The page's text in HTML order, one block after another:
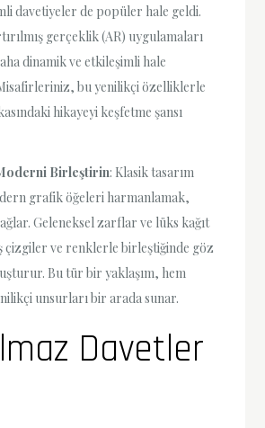
davetiyeler de popüler hale geldi.
gerçeklik (AR) uygulamaları
dinamik ve etkileşimli hale
bu yenilikçi özelliklerle
hikayeyi keşfetme şansı
Birleştirin: Klasik tasarım
grafik öğeleri harmanlamak,
Geleneksel zarflar ve lüks kağıt
çizgiler ve renklerle birleştiğinde göz
Bu tür bir yaklaşım, hem
unsurları bir arada sunar.
Davetler